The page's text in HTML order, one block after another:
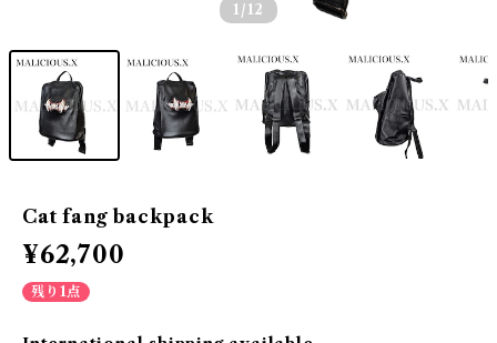
1 /12
Cat fang backpack
¥62,700
残り1点